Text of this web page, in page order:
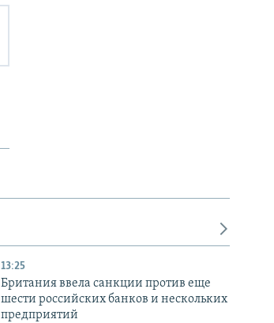
13:25
Британия ввела санкции против еще
шести российских банков и нескольких
предприятий